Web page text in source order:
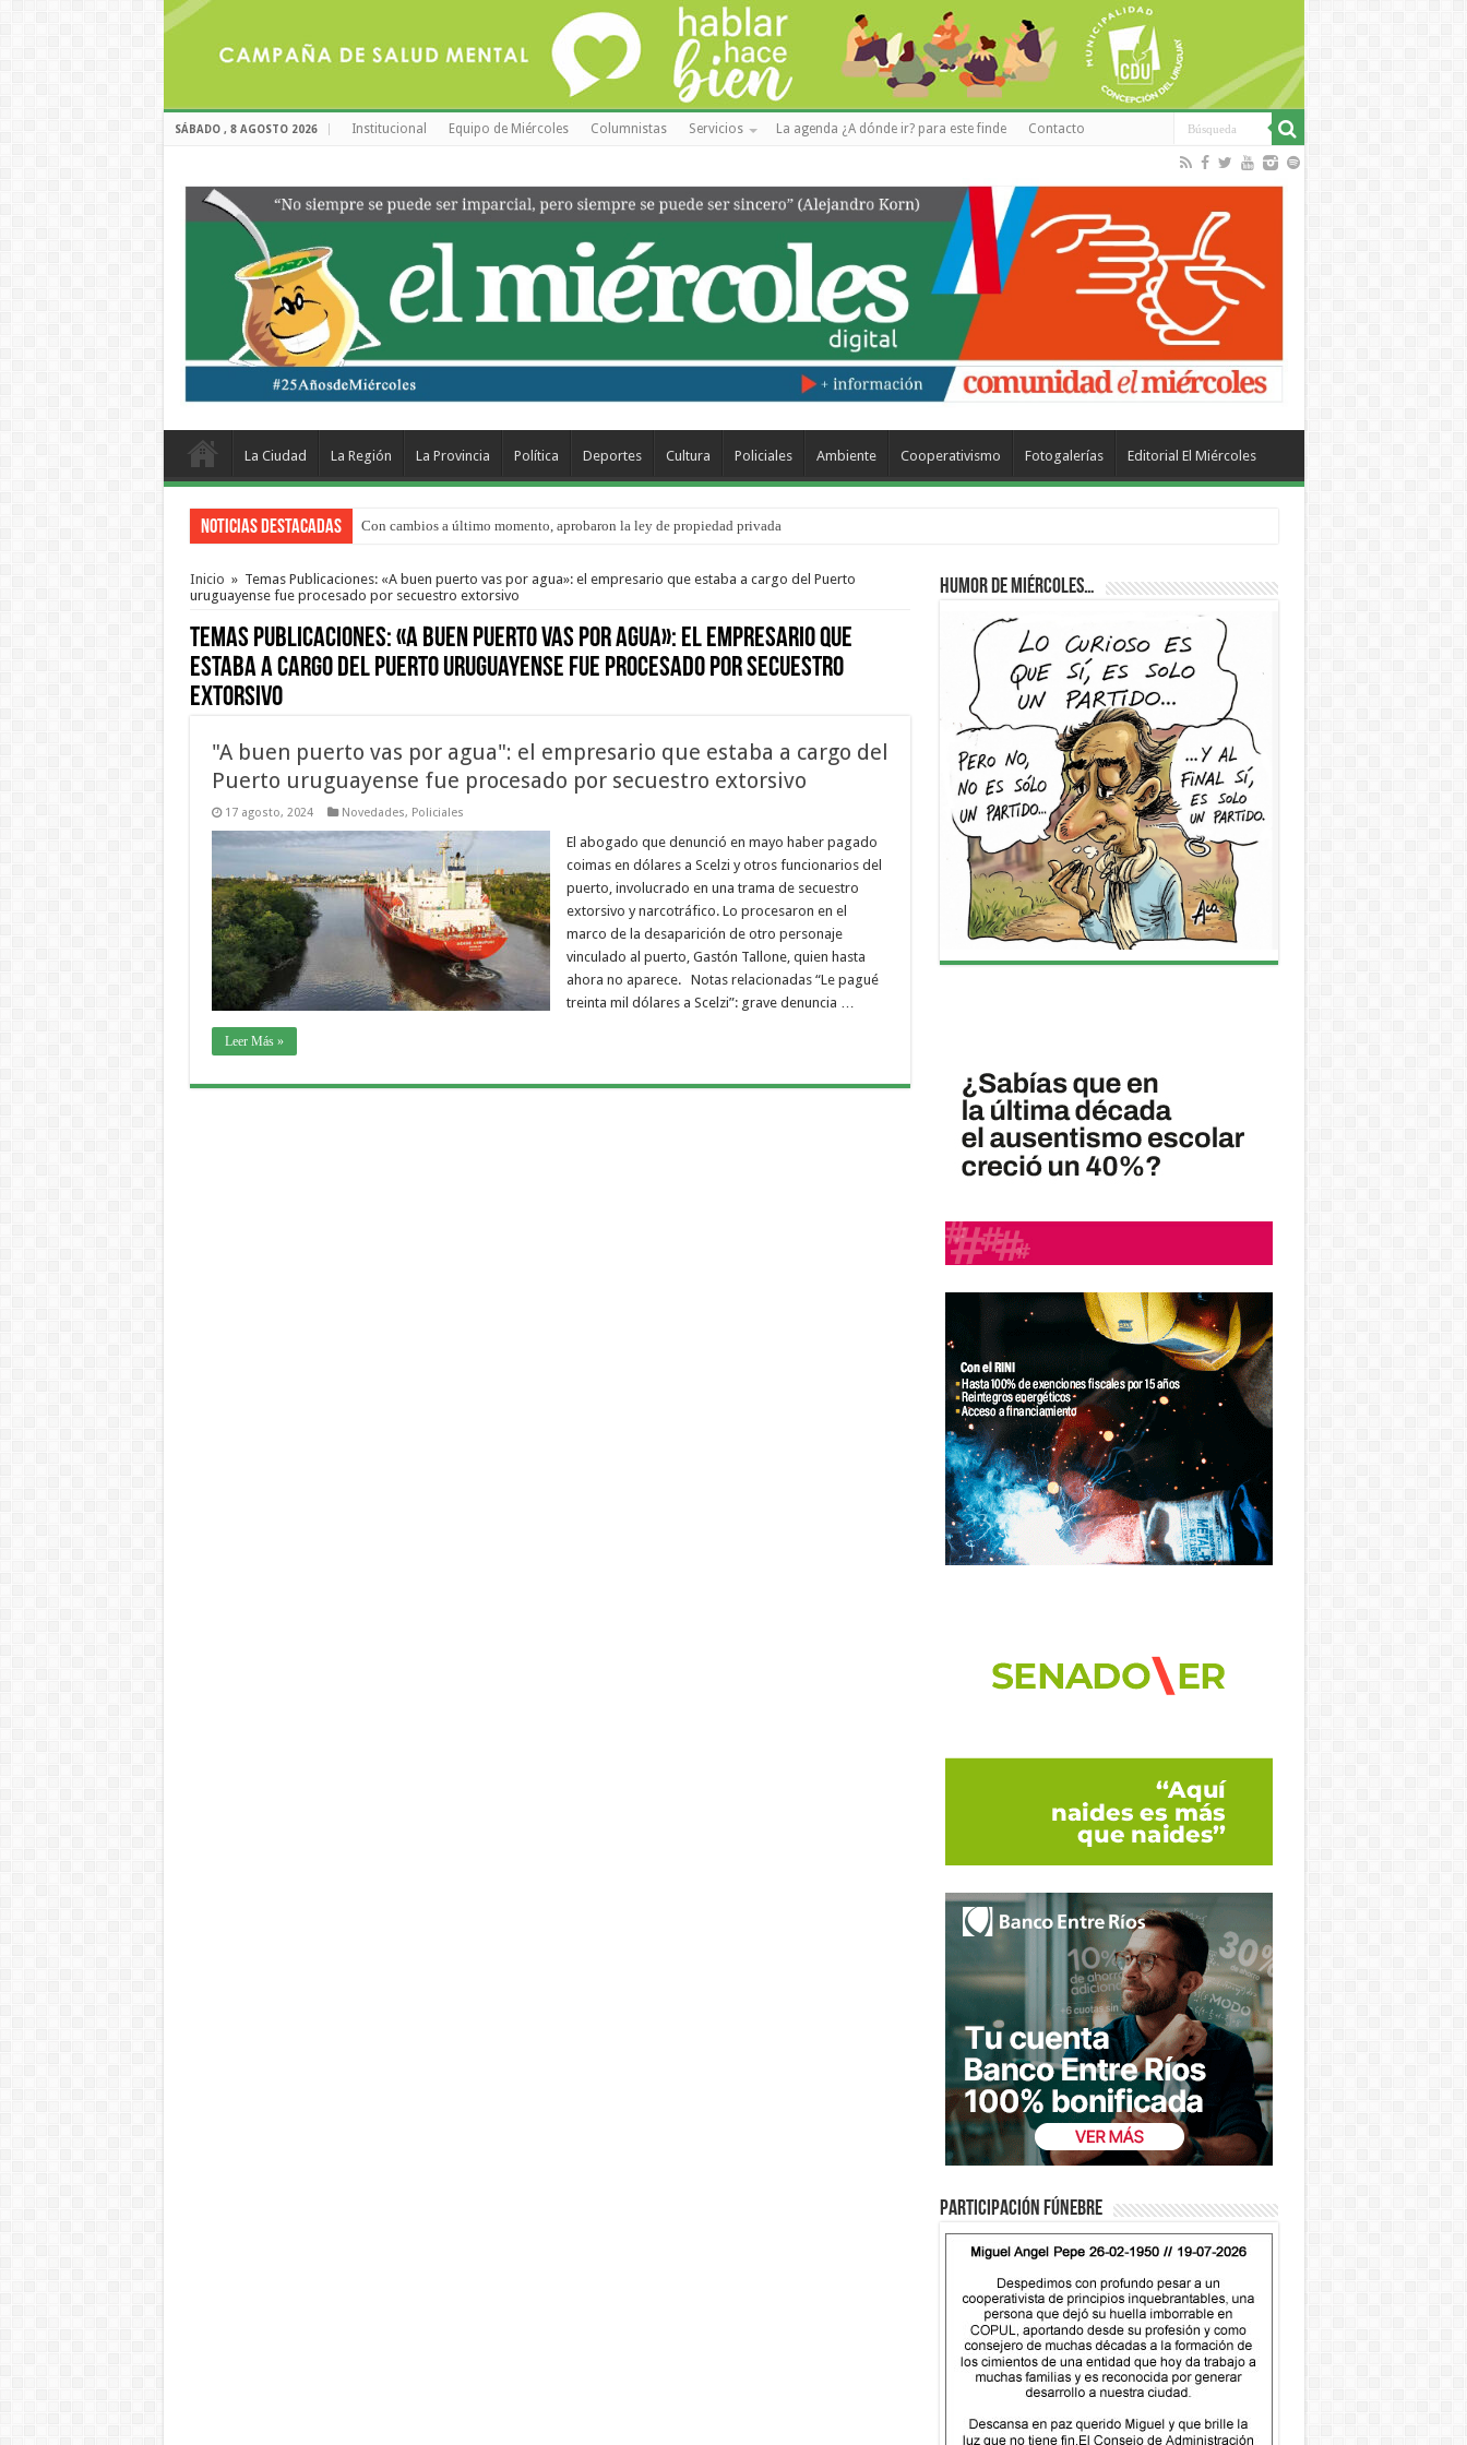
SÁBADO , 8 AGOSTO 2026 Institucional Equipo de Miércoles Columnistas Servicios La agenda ¿A dónde ir? para este finde Contacto
La Ciudad La Región La Provincia Política Deportes Cultura Policiales Ambiente Cooperativismo Fotogalerías Editorial El Miércoles
Noticias Destacadas Con cambios a último momento, aprobaron la ley de propiedad privada
Adopción en Entre Ríos: el 35% de los 90 niños, niñas y adolescentes que esperan una familia tiene CUD
Inicio » Temas Publicaciones: «A buen puerto vas por agua»: el empresario que estaba a cargo del Puerto
uruguayense fue procesado por secuestro extorsivo
Temas Publicaciones:«A buen puerto vas por agua»: el empresario que
estaba a cargo del Puerto uruguayense fue procesado por secuestro
extorsivo
"A buen puerto vas por agua": el empresario que estaba a cargo del
Puerto uruguayense fue procesado por secuestro extorsivo
17 agosto, 2024 Novedades, Policiales
El abogado que denunció en mayo haber pagado
coimas en dólares a Scelzi y otros funcionarios del
puerto, involucrado en una trama de secuestro
extorsivo y narcotráfico. Lo procesaron en el
marco de la desaparición de otro personaje
vinculado al puerto, Gastón Tallone, quien hasta
ahora no aparece. Notas relacionadas “Le pagué
treinta mil dólares a Scelzi”: grave denuncia …
Leer Más »
Humor de Miércoles…
Participación fúnebre